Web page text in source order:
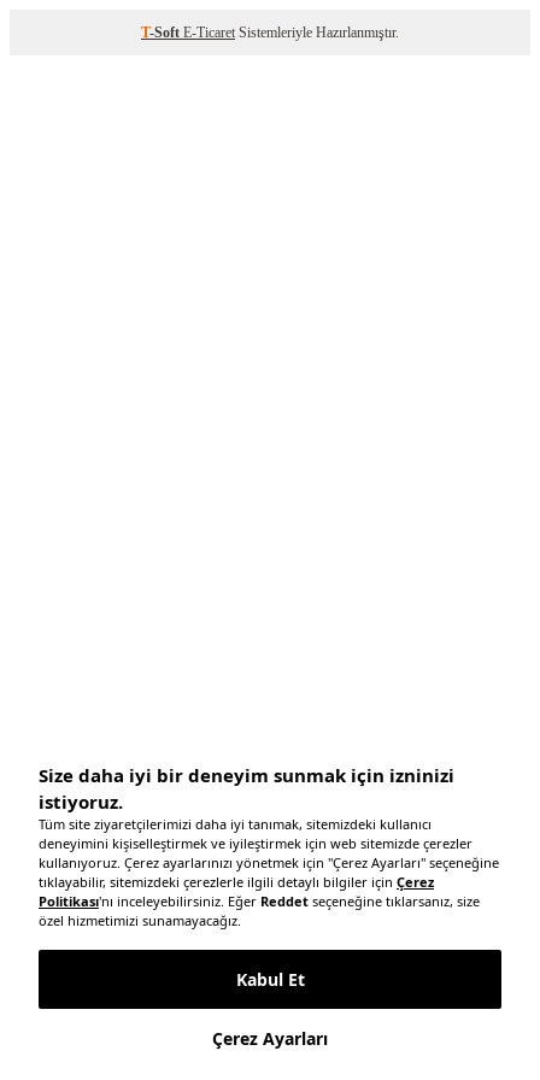
T-Soft E-Ticaret Sistemleriyle Hazırlanmıştır.